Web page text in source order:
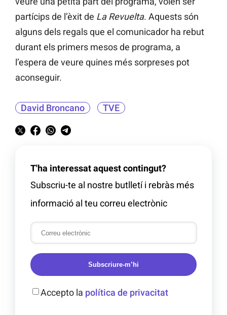
partícips de l’èxit de La Revuelta. Aquests són
alguns dels regals que el comunicador ha rebut
durant els primers mesos de programa, a
l’espera de veure quines més sorpreses pot
aconseguir.
David Broncano TVE
T'ha interessat aquest contingut?
Subscriu-te al nostre butlletí i rebràs més
informació al teu correu electrònic
Subscriure-m’hi
Accepto la política de privacitat